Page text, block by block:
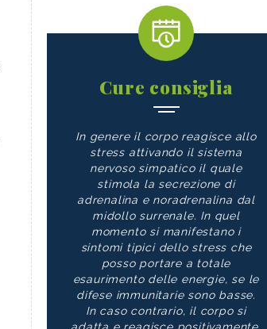
Cure consiglia
In genere il corpo reagisce allo
stress attivando il sistema
nervoso simpatico il quale
stimola la secrezione di
adrenalina e noradrenalina dal
midollo surrenale. In quel
momento si manifestano i
sintomi tipici dello stress che
posso portare a totale
esaurimento delle energie, se le
difese immunitarie sono basse.
In caso contrario, il corpo si